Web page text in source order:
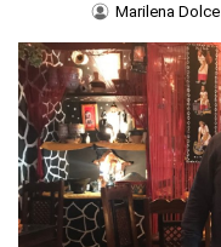
Marilena Dolce